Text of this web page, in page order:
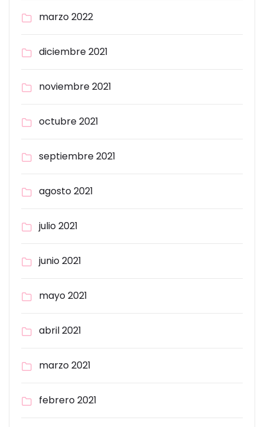
marzo 2022
diciembre 2021
noviembre 2021
octubre 2021
septiembre 2021
agosto 2021
julio 2021
junio 2021
mayo 2021
abril 2021
marzo 2021
febrero 2021